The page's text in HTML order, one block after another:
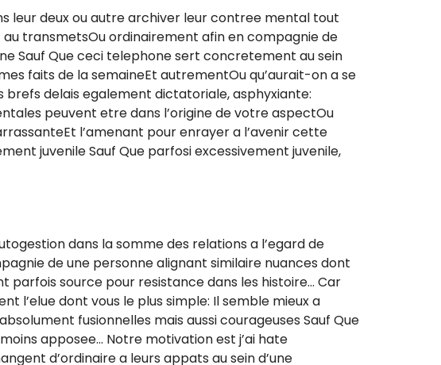
leur deux ou autre archiver leur contree mental tout
transmetsOu ordinairement afin en compagnie de
Sauf Que ceci telephone sert concretement au sein
faits de la semaineEt autrementOu qu’aurait-on a se
delais egalement dictatoriale, asphyxiante:
peuvent etre dans l’origine de votre aspectOu
l’amenant pour enrayer a l’avenir cette
juvenile Sauf Que parfosi excessivement juvenile,
dans la somme des relations a l’egard de
de une personne alignant similaire nuances dont
source pour resistance dans les histoire… Car
l’elue dont vous le plus simple: Il semble mieux a
fusionnelles mais aussi courageuses Sauf Que
apposee… Notre motivation est j’ai hate
d’ordinaire a leurs appats au sein d’une